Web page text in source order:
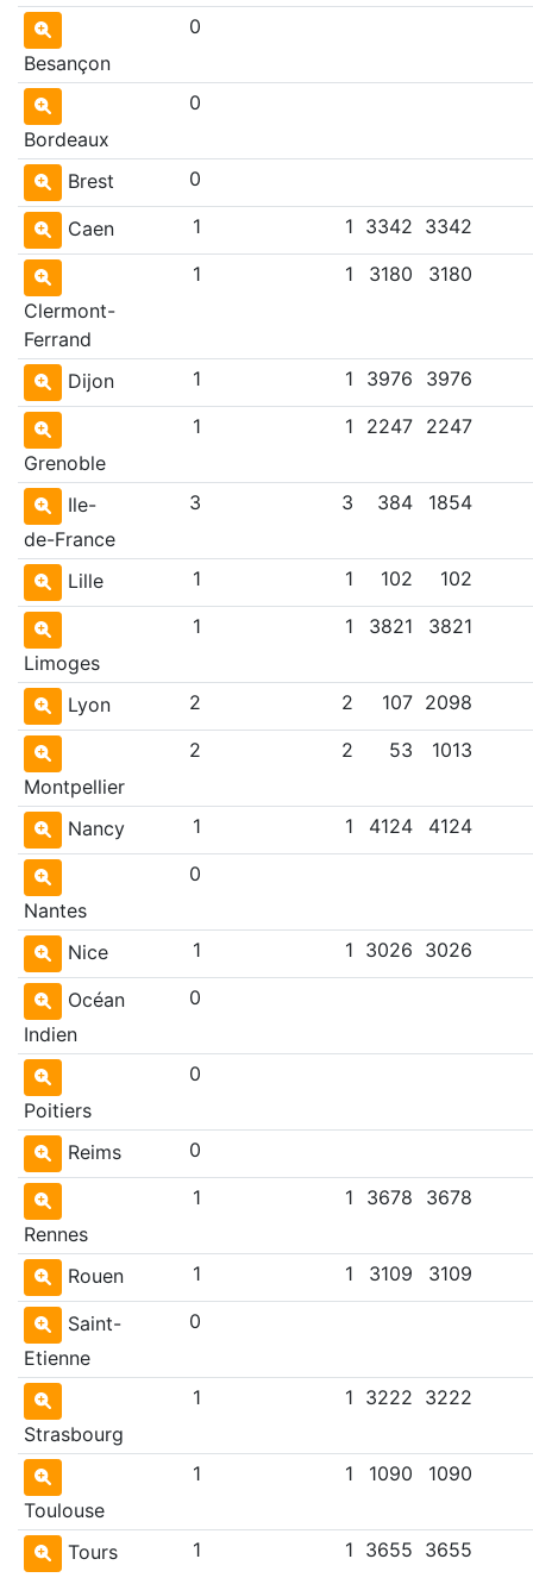
Besançon
0
Bordeaux
0
Brest 0
Caen 1 1 3342 3342
Clermont-
Ferrand
1 1 3180 3180
Dijon 1 1 3976 3976
Grenoble
1 1 2247 2247
Ile-
de-France
3 3 384 1854
Lille 1 1 102 102
Limoges
1 1 3821 3821
Lyon 2 2 107 2098
Montpellier
2 2 53 1013
Nancy 1 1 4124 4124
Nantes
0
Nice 1 1 3026 3026
Océan
Indien
0
Poitiers
0
Reims 0
Rennes
1 1 3678 3678
Rouen 1 1 3109 3109
Saint-
Etienne
0
Strasbourg
1 1 3222 3222
Toulouse
1 1 1090 1090
Tours 1 1 3655 3655